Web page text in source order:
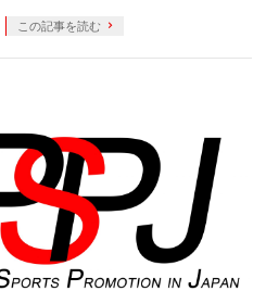
この記事を読む